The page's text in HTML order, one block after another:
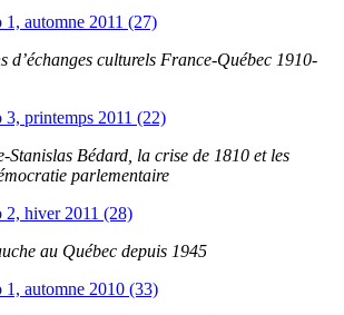
1, automne 2011 (27)
d’échanges culturels France-Québec 1910-
3, printemps 2011 (22)
Stanislas Bédard, la crise de 1810 et les
parlementaire
2, hiver 2011 (28)
au Québec depuis 1945
1, automne 2010 (33)